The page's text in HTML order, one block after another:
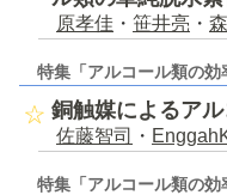
原孝佳 ・ 笹井亮 ・
特集「アルコール類の
銅触媒によるア
佐藤智司 ・
特集「アルコール類の